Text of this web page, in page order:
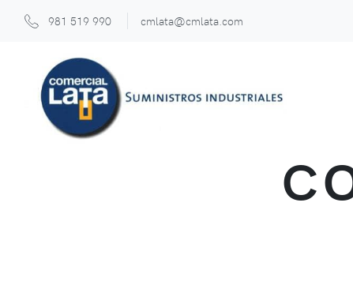
981 519 990 cmlata@cmlata.com